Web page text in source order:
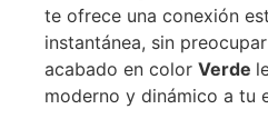
te ofrece una conexión
instantánea, sin
acabado en color Verde
moderno y dinámico a tu